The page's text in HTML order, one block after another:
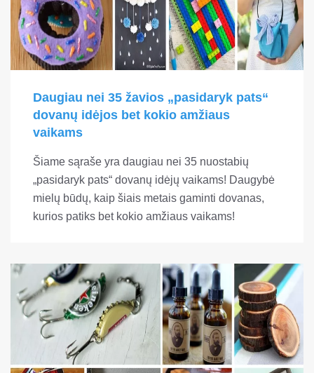
Daugiau nei 35 žavios „pasidaryk pats“
dovanų idėjos bet kokio amžiaus
vaikams
Šiame sąraše yra daugiau nei 35 nuostabių
„pasidaryk pats“ dovanų idėjų vaikams! Daugybė
mielų būdų, kaip šiais metais gaminti dovanas,
kurios patiks bet kokio amžiaus vaikams!